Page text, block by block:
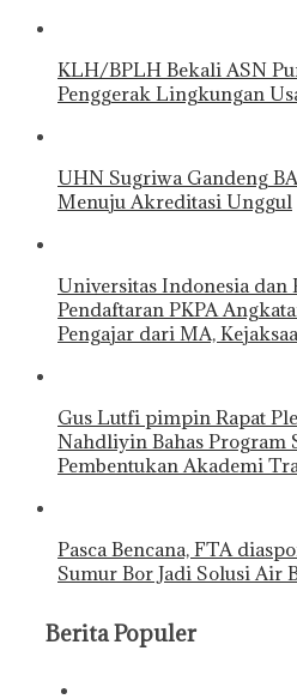
KLH/BPLH Bekali ASN
Penggerak Lingkungan
UHN Sugriwa Gandeng
Menuju Akreditasi Unggul
Universitas Indonesia dan
Pendaftaran PKPA
Pengajar dari MA,
Gus Lutfi pimpin Rapat
Nahdliyin Bahas Program
Pembentukan Akademi
Pasca Bencana, FTA
Sumur Bor Jadi Solusi Air
Berita Populer